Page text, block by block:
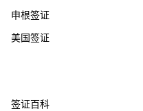
申根签证
美国签证
签证百科